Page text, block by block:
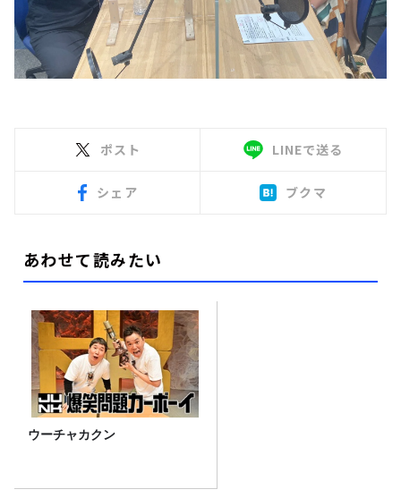
ポスト LINEで送る
シェア ブクマ
あわせて読みたい
ウーチャカクン